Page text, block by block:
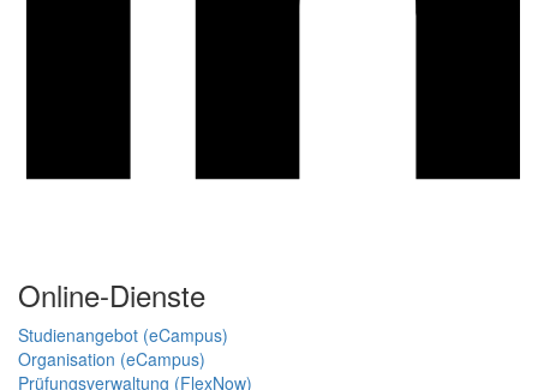
Online-Dienste
Studienangebot (eCampus)
Organisation (eCampus)
Prüfungsverwaltung (FlexNow)